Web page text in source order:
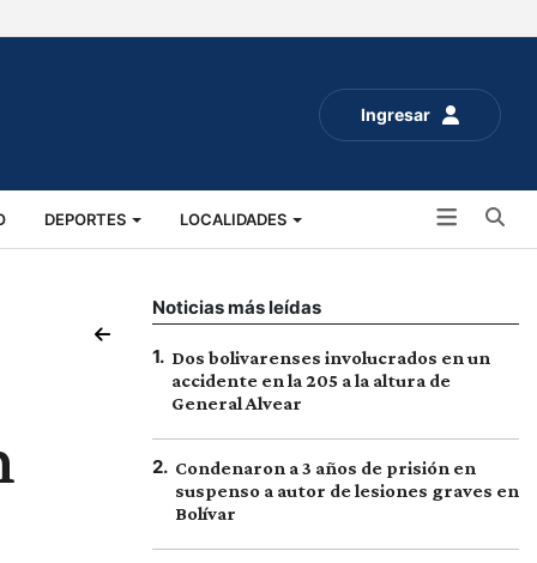
Ingresar
DEPORTES LOCALIDADES
Noticias más leídas
1. Dos bolivarenses involucrados en un
accidente en la 205 a la altura de
General Alvear
2. Condenaron a 3 años de prisión en
suspenso a autor de lesiones graves en
Bolívar